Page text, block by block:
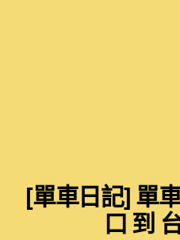
[單車日記] 單
口 到